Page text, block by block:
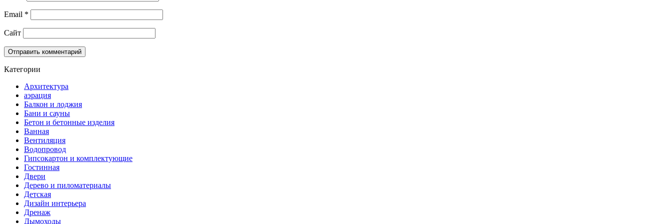
Email *
Сайт
Категории
Архитектура
аэрация
Балкон и лоджия
Бани и сауны
Бетон и бетонные изделия
Ванная
Вентиляция
Водопровод
Гипсокартон и комплектующие
Гостинная
Двери
Дерево и пиломатериалы
Детская
Дизайн интерьера
Дренаж
Дымоходы